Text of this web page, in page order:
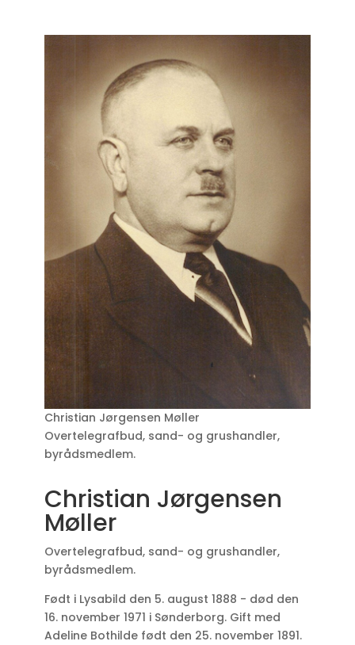
Christian Jørgensen Møller
Overtelegrafbud, sand- og grushandler,
byrådsmedlem.
Christian Jørgensen
Møller
Overtelegrafbud, sand- og grushandler,
byrådsmedlem.
Født i Lysabild den 5. august 1888 - død den
16. november 1971 i Sønderborg. Gift med
Adeline Bothilde født den 25. november 1891.